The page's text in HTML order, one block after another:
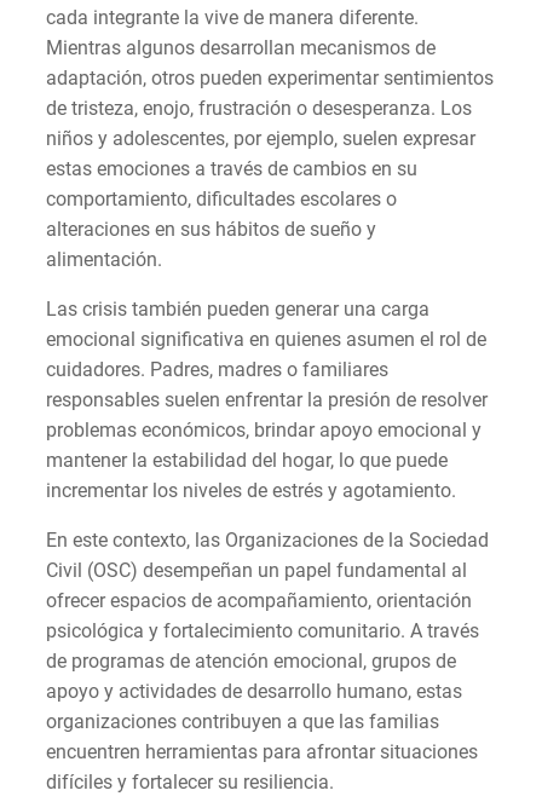
cada integrante la vive de manera diferente.
Mientras algunos desarrollan mecanismos de
adaptación, otros pueden experimentar sentimientos
de tristeza, enojo, frustración o desesperanza. Los
niños y adolescentes, por ejemplo, suelen expresar
estas emociones a través de cambios en su
comportamiento, dificultades escolares o
alteraciones en sus hábitos de sueño y
alimentación.
Las crisis también pueden generar una carga
emocional significativa en quienes asumen el rol de
cuidadores. Padres, madres o familiares
responsables suelen enfrentar la presión de resolver
problemas económicos, brindar apoyo emocional y
mantener la estabilidad del hogar, lo que puede
incrementar los niveles de estrés y agotamiento.
En este contexto, las Organizaciones de la Sociedad
Civil (OSC) desempeñan un papel fundamental al
ofrecer espacios de acompañamiento, orientación
psicológica y fortalecimiento comunitario. A través
de programas de atención emocional, grupos de
apoyo y actividades de desarrollo humano, estas
organizaciones contribuyen a que las familias
encuentren herramientas para afrontar situaciones
difíciles y fortalecer su resiliencia.